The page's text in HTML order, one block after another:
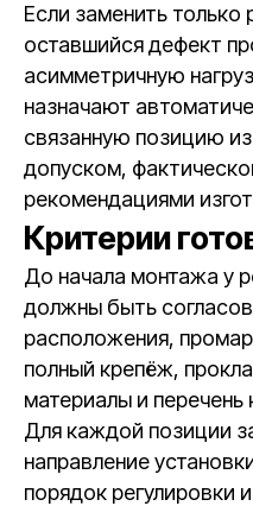
Если заменить
оставшийся дефект
асимметричную
назначают
связанную позицию
допуском,
рекомендациями
Критерии
До начала монтажа у
должны быть
расположения,
полный крепёж,
материалы и
Для каждой позиции
направление
порядок регулировки